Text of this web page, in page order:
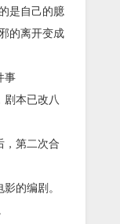
是自己的臆
的离开变成
事
剧本已改八
，第二次合
的编剧。